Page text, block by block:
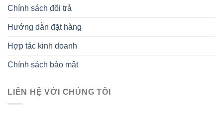
Chính sách đổi trả
Hướng dẫn đặt hàng
Hợp tác kinh doanh
Chính sách bảo mật
LIÊN HỆ VỚI CHÚNG TÔI